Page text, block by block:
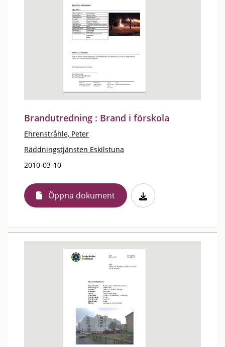
Brandutredning : Brand i förskola
Ehrenstråhle, Peter
Räddningstjänsten Eskilstuna
2010-03-10
Öppna dokument